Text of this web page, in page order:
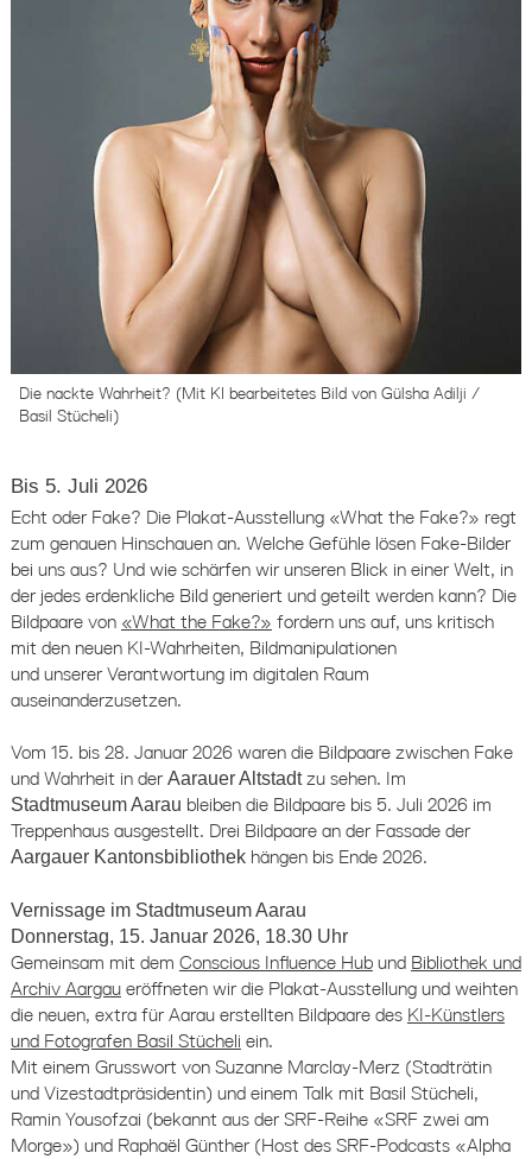
Die nackte Wahrheit? (Mit KI bearbeitetes Bild von Gülsha Adilji /
Basil Stücheli)
Bis 5. Juli 2026
Echt oder Fake? Die Plakat-Ausstellung «What the Fake?» regt
zum genauen Hinschauen an. Welche Gefühle lösen Fake-Bilder
bei uns aus? Und wie schärfen wir unseren Blick in einer Welt, in
der jedes erdenkliche Bild generiert und geteilt werden kann? Die
Bildpaare von «What the Fake?» fordern uns auf, uns kritisch
mit den neuen KI-Wahrheiten, Bildmanipulationen
und unserer Verantwortung im digitalen Raum
auseinanderzusetzen.
Vom 15. bis 28. Januar 2026 waren die Bildpaare zwischen Fake
und Wahrheit in der Aarauer Altstadtzu sehen. Im
Stadtmuseum Aarau bleiben die Bildpaare bis 5. Juli 2026 im
Treppenhaus ausgestellt. Drei Bildpaare an der Fassade der
Aargauer Kantonsbibliothekhängen bis Ende 2026.
Vernissage im Stadtmuseum Aarau
Donnerstag, 15. Januar 2026, 18.30 Uhr
Gemeinsam mit dem Conscious Influence Hubund Bibliothek und
Archiv Aargaueröffneten wir die Plakat-Ausstellung und weihten
die neuen, extra für Aarau erstellten Bildpaare des KI-Künstlers
und Fotografen Basil Stücheli ein.
Mit einem Grusswort von Suzanne Marclay-Merz (Stadträtin
und Vizestadtpräsidentin) und einem Talk mit Basil Stücheli,
Ramin Yousofzai (bekannt aus der SRF-Reihe «SRF zwei am
Morge») und Raphaël Günther (Host des SRF-Podcasts «Alpha